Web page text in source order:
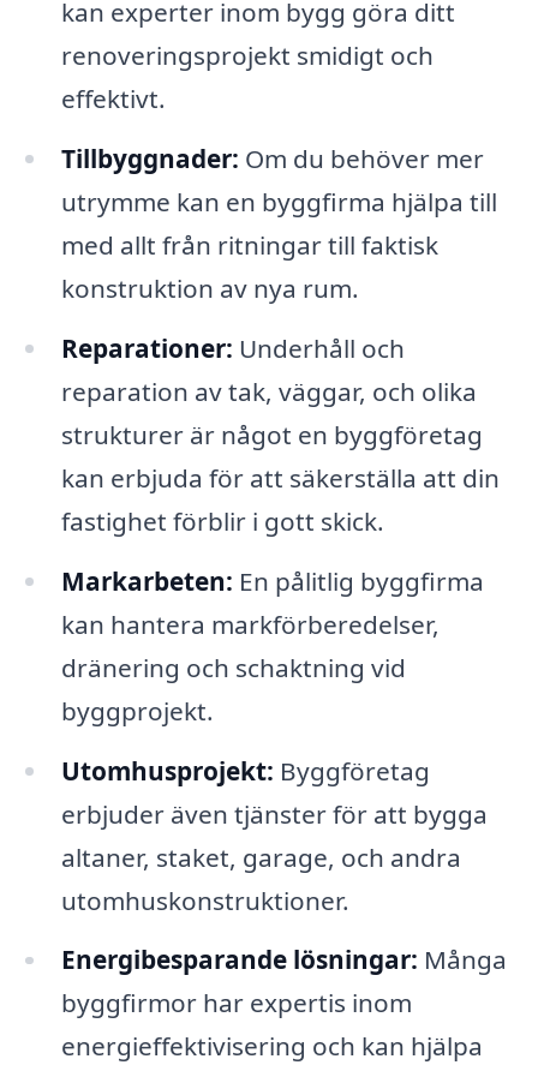
kan experter inom bygg göra ditt
renoveringsprojekt smidigt och
effektivt.
Tillbyggnader: Om du behöver mer
utrymme kan en byggfirma hjälpa till
med allt från ritningar till faktisk
konstruktion av nya rum.
Reparationer: Underhåll och
reparation av tak, väggar, och olika
strukturer är något en byggföretag
kan erbjuda för att säkerställa att din
fastighet förblir i gott skick.
Markarbeten: En pålitlig byggfirma
kan hantera markförberedelser,
dränering och schaktning vid
byggprojekt.
Utomhusprojekt: Byggföretag
erbjuder även tjänster för att bygga
altaner, staket, garage, och andra
utomhuskonstruktioner.
Energibesparande lösningar: Många
byggfirmor har expertis inom
energieffektivisering och kan hjälpa